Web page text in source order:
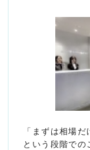
「まずは相場
という段階での